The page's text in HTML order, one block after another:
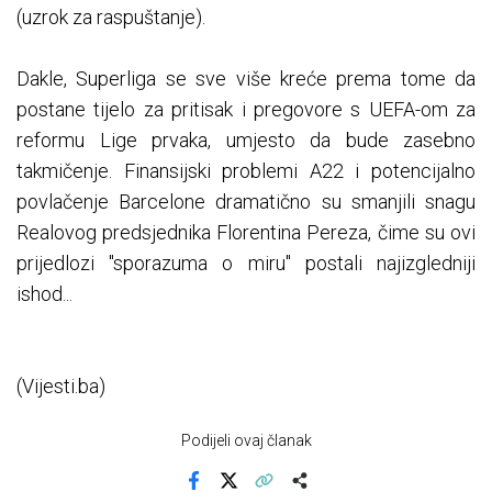
(uzrok za raspuštanje).
Dakle, Superliga se sve više kreće prema tome da
postane tijelo za pritisak i pregovore s UEFA-om za
reformu Lige prvaka, umjesto da bude zasebno
takmičenje. Finansijski problemi A22 i potencijalno
povlačenje Barcelone dramatično su smanjili snagu
Realovog predsjednika Florentina Pereza, čime su ovi
prijedlozi "sporazuma o miru" postali najizgledniji
ishod...
(Vijesti.ba)
Podijeli ovaj članak